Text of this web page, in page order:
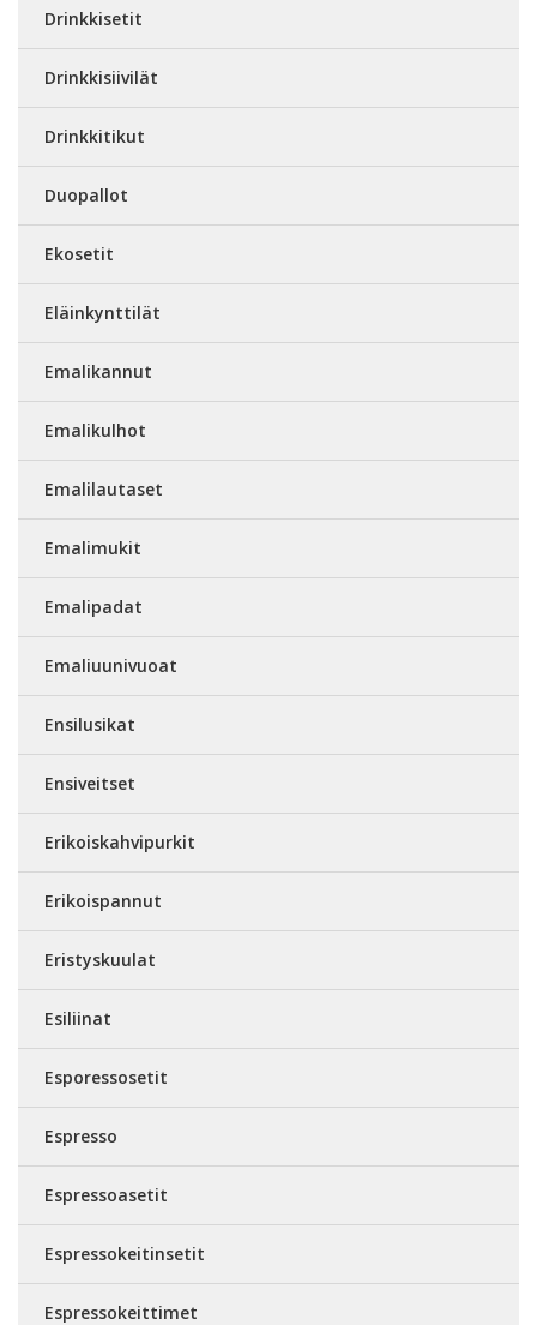
Drinkkisetit
Drinkkisiivilät
Drinkkitikut
Duopallot
Ekosetit
Eläinkynttilät
Emalikannut
Emalikulhot
Emalilautaset
Emalimukit
Emalipadat
Emaliuunivuoat
Ensilusikat
Ensiveitset
Erikoiskahvipurkit
Erikoispannut
Eristyskuulat
Esiliinat
Esporessosetit
Espresso
Espressoasetit
Espressokeitinsetit
Espressokeittimet